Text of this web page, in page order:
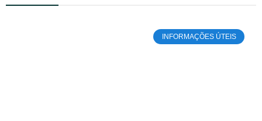
INFORMAÇÕES ÚTEIS